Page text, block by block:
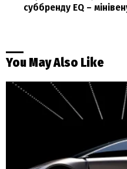
суббренду EQ –
You May Also Like